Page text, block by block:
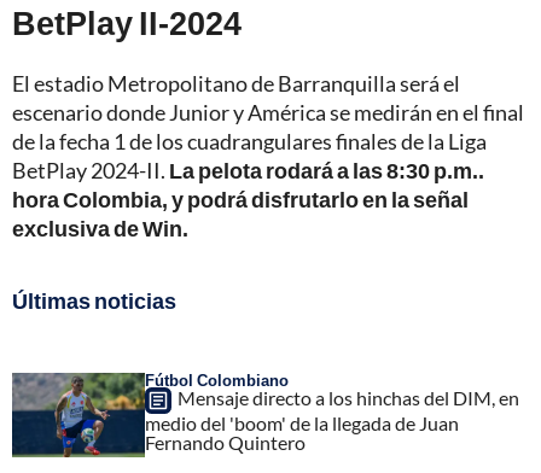
BetPlay II-2024
El estadio Metropolitano de Barranquilla será el
escenario donde Junior y América se medirán en el final
de la fecha 1 de los cuadrangulares finales de la Liga
BetPlay 2024-II. La pelota rodará a las 8:30 p.m..
hora Colombia, y podrá disfrutarlo en la señal
exclusiva de Win.
Últimas noticias
Fútbol Colombiano
Mensaje directo a los hinchas del DIM, en
medio del 'boom' de la llegada de Juan
Fernando Quintero